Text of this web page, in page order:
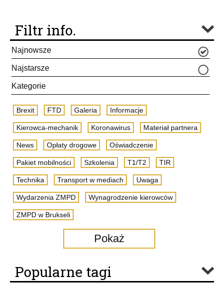
Filtr info.
Najnowsze
Najstarsze
Kategorie
Brexit FTD Galeria Informacje
Kierowca-mechanik Koronawirus Materiał partnera
News Opłaty drogowe Oświadczenie
Pakiet mobilności Szkolenia T1/T2 TIR
Technika Transport w mediach Uwaga
Wydarzenia ZMPD Wynagrodzenie kierowców
ZMPD w Brukseli
Pokaż
Popularne tagi